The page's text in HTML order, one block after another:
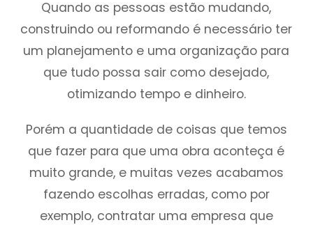
Quando as pessoas estão mudando,
construindo ou reformando é necessário ter
um planejamento e uma organização para
que tudo possa sair como desejado,
otimizando tempo e dinheiro.
Porém a quantidade de coisas que temos
que fazer para que uma obra aconteça é
muito grande, e muitas vezes acabamos
fazendo escolhas erradas, como por
exemplo, contratar uma empresa que